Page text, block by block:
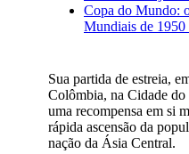
Copa do Mundo:
Mundiais de 1950
Sua partida de estreia,
Colômbia, na Cidade
uma recompensa em si
rápida ascensão da
nação da Ásia Central.